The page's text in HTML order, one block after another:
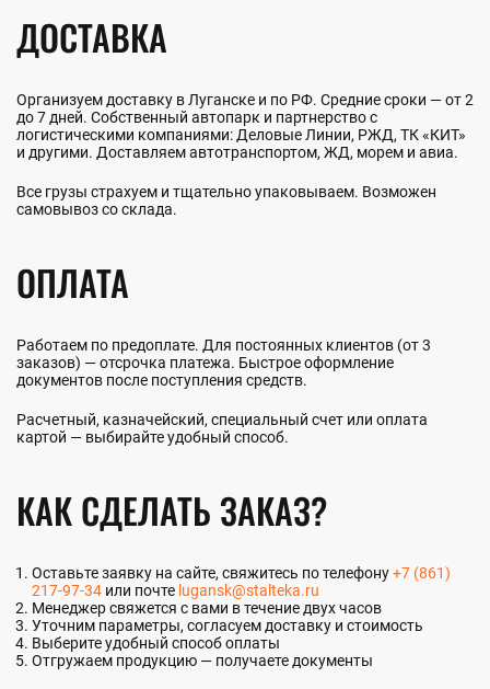
ДОСТАВКА
Организуем доставку в Луганске и по РФ. Средние сроки — от 2
до 7 дней. Собственный автопарк и партнерство с
логистическими компаниями: Деловые Линии, РЖД, ТК «КИТ»
и другими. Доставляем автотранспортом, ЖД, морем и авиа.
Все грузы страхуем и тщательно упаковываем. Возможен
самовывоз со склада.
ОПЛАТА
Работаем по предоплате. Для постоянных клиентов (от 3
заказов) — отсрочка платежа. Быстрое оформление
документов после поступления средств.
Расчетный, казначейский, специальный счет или оплата
картой — выбирайте удобный способ.
КАК СДЕЛАТЬ ЗАКАЗ?
Оставьте заявку на сайте, свяжитесь по телефону+7 (861)
217-97-34 или почте lugansk@stalteka.ru
Менеджер свяжется с вами в течение двух часов
Уточним параметры, согласуем доставку и стоимость
Выберите удобный способ оплаты
Отгружаем продукцию — получаете документы